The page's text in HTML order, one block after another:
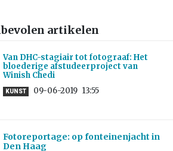
artikelen
Van DHC-stagiair tot fotograaf: Het
bloederige afstudeerproject van
Winish Chedi
KUNST 09-06-2019 13:55
Fotoreportage: op fonteinenjacht in
Den Haag